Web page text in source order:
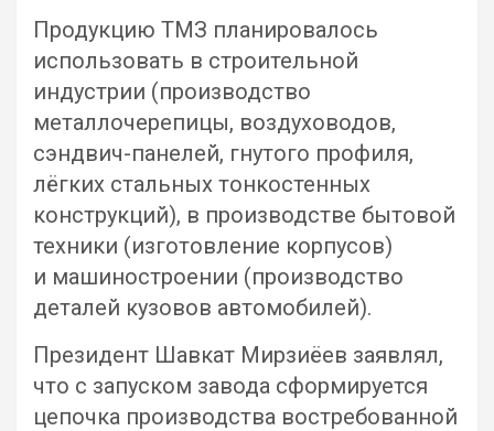
Продукцию ТМЗ планировалось
использовать в строительной
индустрии (производство
металлочерепицы, воздуховодов,
сэндвич-панелей, гнутого профиля,
лёгких стальных тонкостенных
конструкций), в производстве бытовой
техники (изготовление корпусов)
и машиностроении (производство
деталей кузовов автомобилей).
Президент Шавкат Мирзиёев заявлял,
что с запуском завода сформируется
цепочка производства востребованной